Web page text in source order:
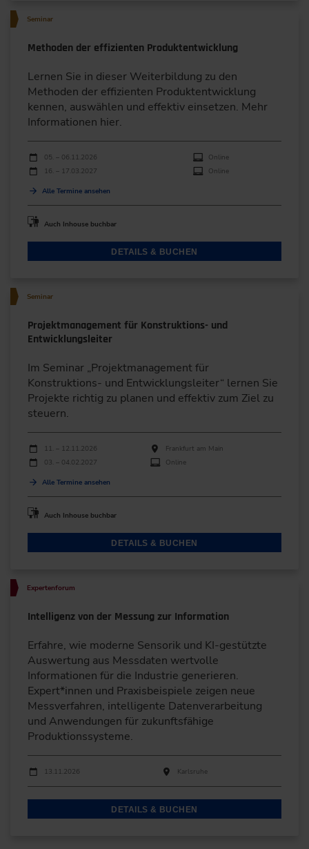
Seminar
Methoden der effizienten Produktentwicklung
Lernen Sie in dieser Weiterbildung zu den
Methoden der effizienten Produktentwicklung
kennen, auswählen und effektiv einsetzen. Mehr
Informationen hier.
Durchführungen
Veranstaltungsdatum
05. – 06.11.2026
Online
16. – 17.03.2027
Online
Alle Termine ansehen
Auch Inhouse buchbar
DETAILS & BUCHEN
Seminar
Projektmanagement für Konstruktions- und
Entwicklungsleiter
Im Seminar „Projektmanagement für
Konstruktions- und Entwicklungsleiter“ lernen Sie
Projekte richtig zu planen und effektiv zum Ziel zu
steuern.
Durchführungen
Veranstaltungsdatum Veranstaltungsort
11. – 12.11.2026
Frankfurt am Main
03. – 04.02.2027
Online
Alle Termine ansehen
Auch Inhouse buchbar
DETAILS & BUCHEN
Expertenforum
Intelligenz von der Messung zur Information
Erfahre, wie moderne Sensorik und KI-gestützte
Auswertung aus Messdaten wertvolle
Informationen für die Industrie generieren.
Expert*innen und Praxisbeispiele zeigen neue
Messverfahren, intelligente Datenverarbeitung
und Anwendungen für zukunftsfähige
Produktionssysteme.
Durchführungen
Veranstaltungsdatum
13.11.2026 Karlsruhe
DETAILS & BUCHEN